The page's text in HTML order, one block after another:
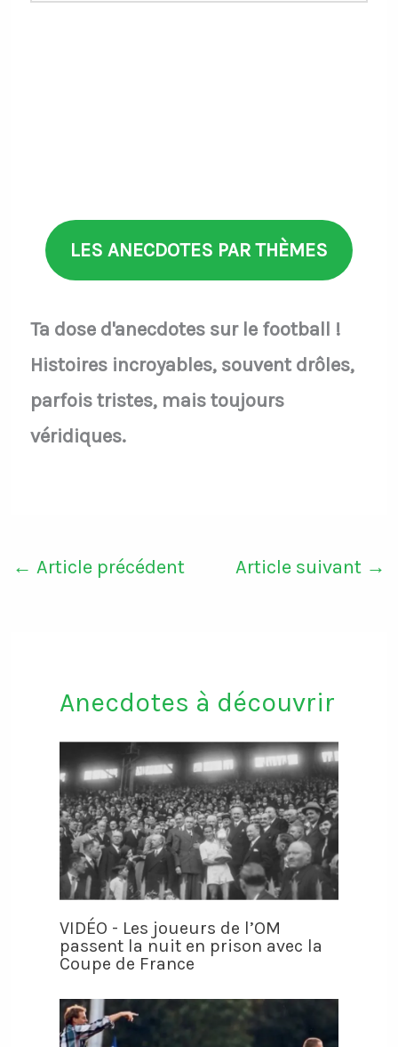
LES ANECDOTES PAR THÈMES
Ta dose d'anecdotes sur le football !
Histoires incroyables, souvent drôles,
parfois tristes, mais toujours
véridiques.
← Article précédent Article suivant →
Anecdotes à découvrir
VIDÉO - Les joueurs de l’OM
passent la nuit en prison avec la
Coupe de France